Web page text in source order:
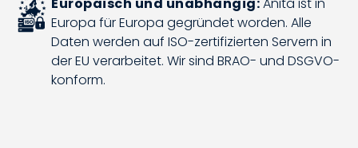
Europa für Europa gegründet worden. Alle
Daten werden auf ISO-zertifizierten Servern in
der EU verarbeitet. Wir sind BRAO- und DSGVO-
konform.